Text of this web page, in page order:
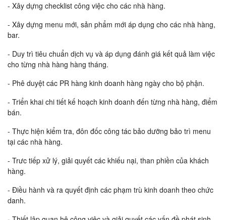
- Xây dựng checklist công việc cho các nhà hàng.
- Xây dựng menu mới, sản phẩm mới áp dụng cho các nhà hàng,
bar.
- Duy trì tiêu chuẩn dịch vụ và áp dụng đánh giá kết quả làm việc
cho từng nhà hàng hàng tháng.
- Phê duyệt các PR hàng kinh doanh hàng ngày cho bộ phận.
- Triển khai chi tiết kế hoạch kinh doanh đến từng nhà hàng, điểm
bán.
- Thực hiện kiểm tra, đôn đốc công tác bảo dưỡng bảo trì menu
tại các nhà hàng.
- Trưc tiếp xử lý, giải quyết các khiếu nại, than phiền của khách
hàng.
- Điều hành và ra quyết định các phạm trù kinh doanh theo chức
danh.